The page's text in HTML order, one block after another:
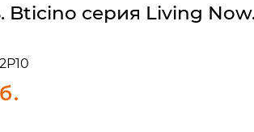
серия Living